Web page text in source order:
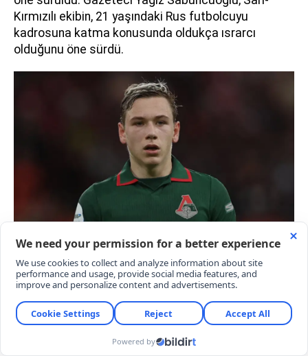
Kırmızılı ekibin, 21 yaşındaki Rus futbolcuyu
kadrosuna katma konusunda oldukça ısrarcı
olduğunu öne sürdü.
Sarı-Kırmızılı ekibin, Rus ekibine bonuslarla birlikte
20 milyon euroluk bir teklifte bulunduğu öne
sürüldü. Galatasaray'ın genç oyuncu için Rus
ekibine bir teklif daha yapması bekleniyor.